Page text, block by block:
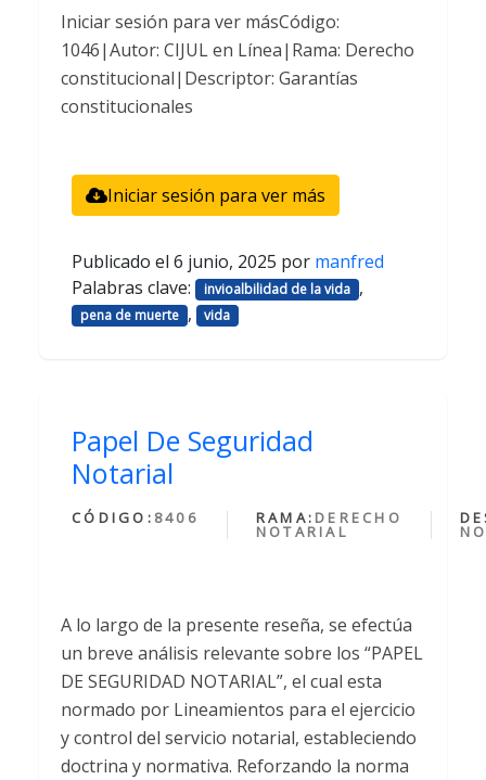
Iniciar sesión para ver másCódigo:
1046|Autor: CIJUL en Línea|Rama: Derecho
constitucional|Descriptor: Garantías
constitucionales
Iniciar sesión para ver más
Publicado el 6 junio, 2025 por manfred
Palabras clave:
invioalbilidad de la vida ,
pena de muerte , vida
Papel De Seguridad
Notarial
CÓDIGO: 8406 RAMA: DERECHO
NOTARIAL
A lo largo de la presente reseña, se efectúa
un breve análisis relevante sobre los “PAPEL
DE SEGURIDAD NOTARIAL”, el cual esta
normado por Lineamientos para el ejercicio
y control del servicio notarial, estableciendo
doctrina y normativa. Reforzando la norma